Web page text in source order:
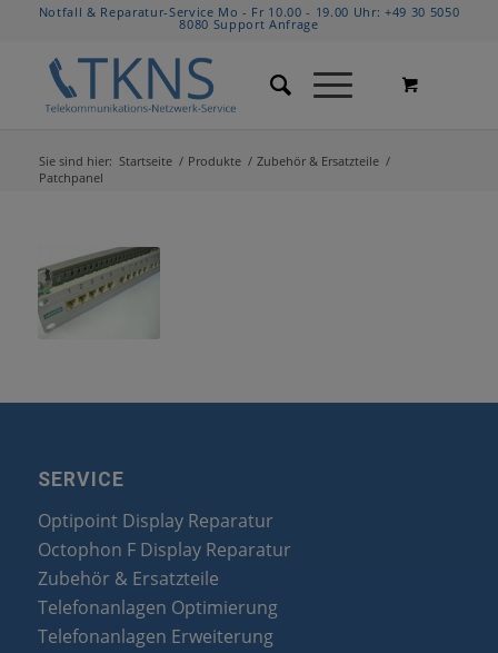
Notfall & Reparatur-Service Mo - Fr 10.00 - 19.00 Uhr:+49 30 5050
8080 Support Anfrage
Sie sind hier: Startseite / Produkte / Zubehör & Ersatzteile /
Patchpanel
SERVICE
Optipoint Display Reparatur
Octophon F Display Reparatur
Zubehör & Ersatzteile
Telefonanlagen Optimierung
Telefonanlagen Erweiterung